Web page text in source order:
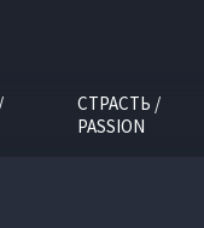
СТРАСТЬ /
PASSION